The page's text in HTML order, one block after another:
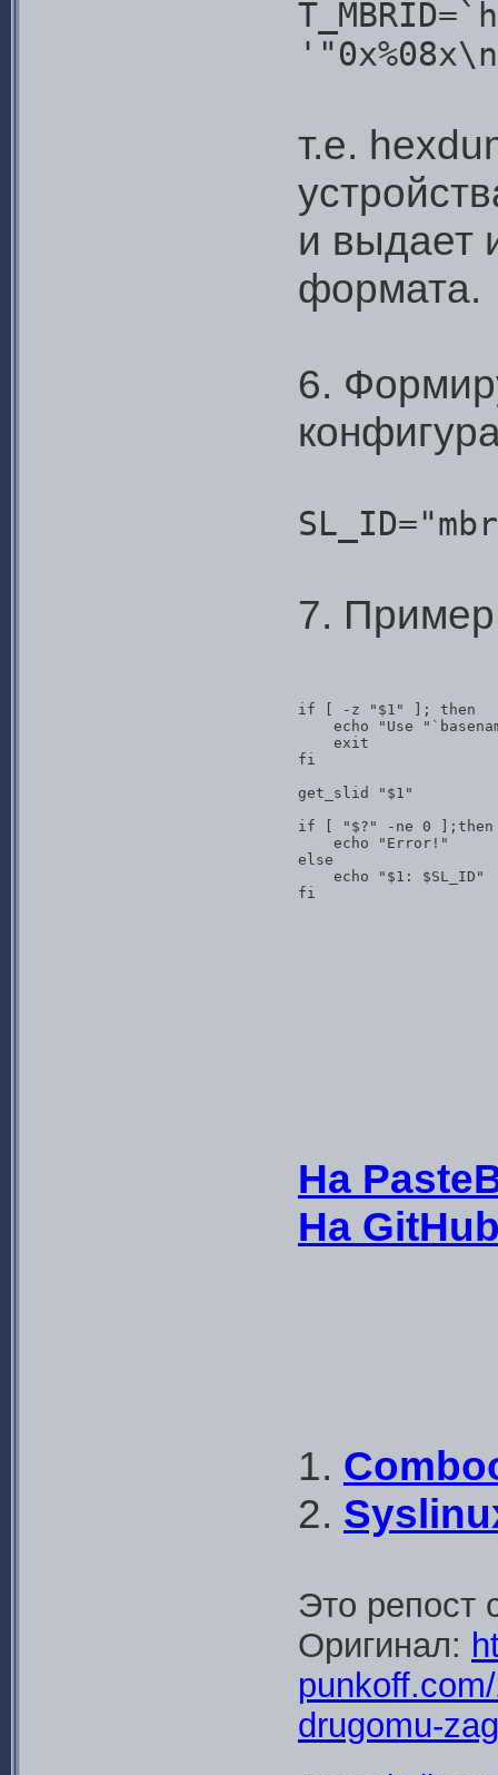
т.е.
и выдает
формата.
6.
7.
if [ -z "$1" ]; then
echo "Use
    exit
fi
get_slid "$1"
if [ "$?" -ne 0 ];then
    echo "Error!"
else
    echo "$1: $SL_ID"
fi
На
На
1.
2.
Это репост
Оригинал:
drugomu-